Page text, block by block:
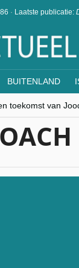
· Laatste publicatie:
BUITENLAND
toekomst van
moeilijk
Boekarest: de
België op de
website en